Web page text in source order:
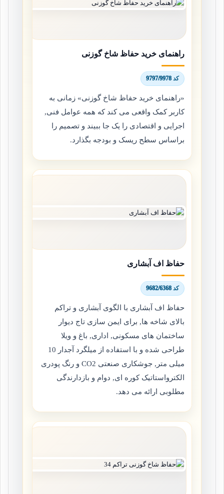
راهنمای خرید حفاظ شاخ گوزنی
کد 9797/9978
«راهنمای خرید حفاظ شاخ گوزنی» زمانی به
کاربر کمک واقعی می کند که همه عوامل فنی,
اجرایی و اقتصادی را یک جا ببیند و تصمیم را
براساس سطح ریسک و بودجه بگذارد.
حفاظ اف آبشاری
کد 9682/6368
حفاظ اف آبشاری با الگوی آبشاری و تراکم
بالای شاخه ها, برای ایمن سازی تاج دیوار
ساختمان های مسکونی, اداری, باغ و ویلا
طراحی شده و با استفاده از میلگرد آجدار 10
میلی متر, جوشکاری صنعتی CO2 و رنگ پودری
الکترواستاتیک کوره ای, دوام و بازدارندگی
مطلوبی ارائه می دهد.